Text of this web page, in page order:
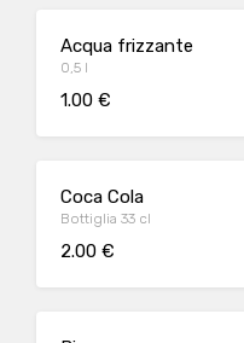
Acqua frizzante
0,5 l
1.00 €
Coca Cola
Bottiglia 33 cl
2.00 €